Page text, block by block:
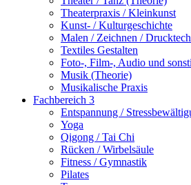
Theaterpraxis / Kleinkunst
Kunst- / Kulturgeschichte
Malen / Zeichnen /
Textiles Gestalten
Foto-, Film-, Audio und
Musik (Theorie)
Musikalische Praxis
Fachbereich 3
Entspannung /
Yoga
Qigong / Tai Chi
Rücken / Wirbelsäule
Fitness / Gymnastik
Pilates